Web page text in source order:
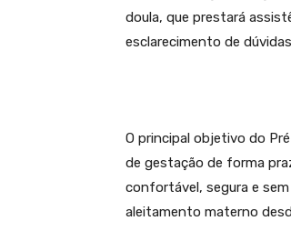
doula, que prestará
esclarecimento de
O principal objetivo do
de gestação de forma
confortável, segura e
aleitamento materno